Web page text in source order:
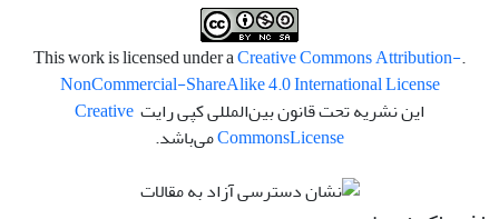
.This work is licensed under a
Creative Commons Attribution-
NonCommercial-ShareAlike 4.0 International License
این نشریه تحت قانون بین‌المللی کپی رایت Creative
CommonsLicense می‌باشد.